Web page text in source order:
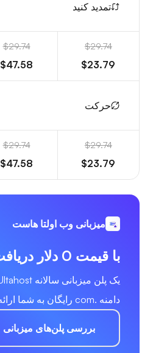
تمدید کنید
$29.74
$23.79
$29.74
$47.58
حرکت
$29.74
$23.79
$29.74
$47.58
میزبانی وب اولتا هاست
با قیمت 0 دلار دریافت کنید
دامنه .com رایگان به شما ارائه خواهیم داد!
بررسی پلن‌های میزبانی